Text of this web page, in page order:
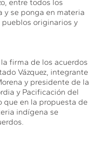
entre todos los
y se ponga en materia
originarios y
firma de los acuerdos
Vázquez, integrante
y presidente de la
y Pacificación del
que en la propuesta de
indígena se